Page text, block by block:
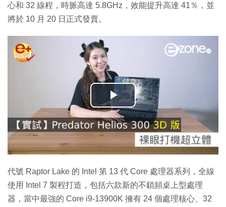
心和 32 線程，時脈高達 5.8GHz，效能提升高達 41％，並
將於 10 月 20 日正式發賣。
播
放
影
片
代號 Raptor Lake 的 Intel 第 13 代 Core 處理器系列，全線
使用 Intel 7 製程打造，包括六款新的不鎖頻桌上型處理
器，當中最強的 Core i9-13900K 擁有 24 個處理核心、32